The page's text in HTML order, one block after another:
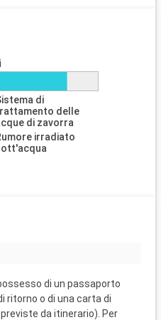
di
delle
di zavorra
irradiato
di un passaporto
ritorno o di una carta di
da itinerario). Per